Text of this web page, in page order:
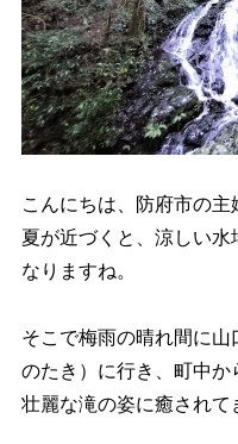
こんにちは、防府市の主
夏が近づくと、涼しい水
なりますね。
そこで梅雨の晴れ間に
のたき）に行き、町中か
壮麗な滝の姿に癒されて